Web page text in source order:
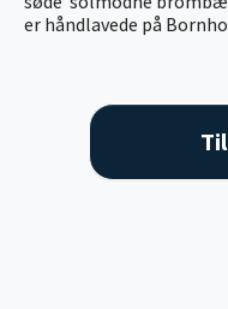
er håndlavede på